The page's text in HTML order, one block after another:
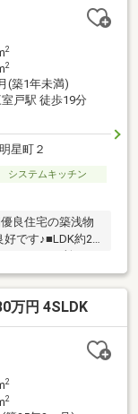
詳細はGI不動産ま
だけます♪
2
2
(築1年未満)
戸駅 徒歩19分
星町２
システムキッチン
良住宅の築浅物
です♪■LDK約21
たお庭付でお子様
」徒歩23分■三室
レンドマート宇
も承り中！諸費
さい！公式LINE
♪
万円 4SLDK
2
2